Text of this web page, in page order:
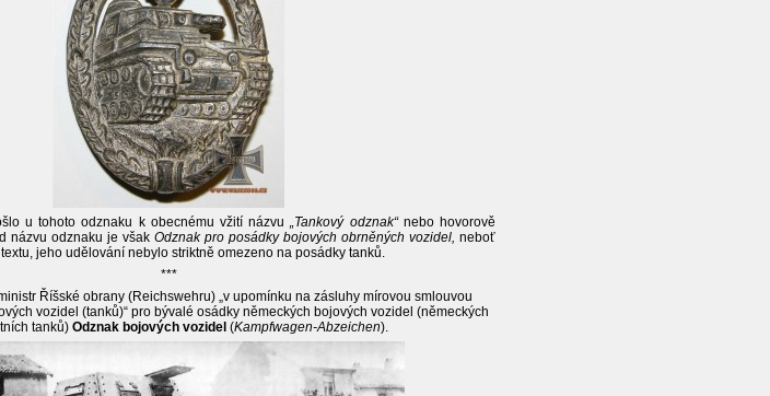
u tohoto odznaku k obecnému vžití názvu„Tankový odznak“nebo hovorově
názvu odznaku je však Odznak pro posádky bojových obrněných vozidel, neboť
jeho udělování nebylo striktně omezeno na posádky tanků.
***
Říšské obrany (Reichswehru) „v upomínku na zásluhy mírovou smlouvou
vozidel (tanků)“ pro bývalé osádky německých bojových vozidel (německých
tanků) Odznak bojových vozidel (Kampfwagen-Abzeichen).